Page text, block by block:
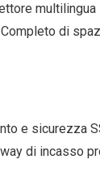
multilingua
di
e sicurezza
di incasso